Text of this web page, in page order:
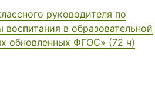
руководителя по
в образовательной
обновленных ФГОС» (72 ч)